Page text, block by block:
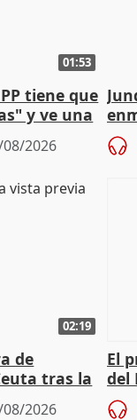
01:53
tiene que
y ve una
2026
en
02:19
de
tras la
2026
El
del